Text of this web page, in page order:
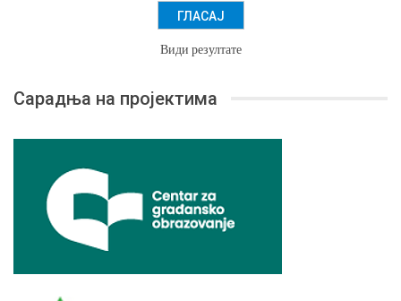
Види резултате
Сарадња на пројектима